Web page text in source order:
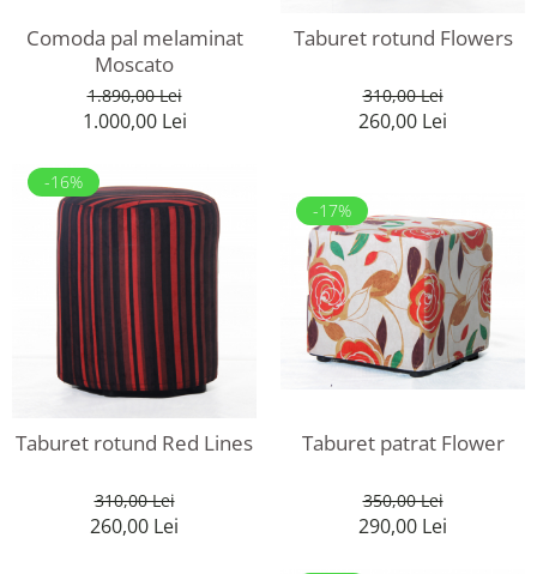
Comoda pal melaminat
Moscato
1.890,00 Lei
1.000,00 Lei
Taburet rotund Flowers
310,00 Lei
260,00 Lei
-16%
Taburet rotund Red Lines
310,00 Lei
260,00 Lei
-17%
Taburet patrat Flower
350,00 Lei
290,00 Lei